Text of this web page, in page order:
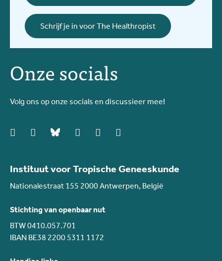
Instituut voor Tropische Geneeskunde
Nationalestraat 155 2000 Antwerpen, België
Stichting van openbaar nut
BTW 0410.057.701
IBAN BE38 2200 5311 1172
Onze socials
Volg ons op onze socials en discussieer mee!
facebookinstagrambluesky linkedIn youtube
Schrijf je in voor The Healthropist